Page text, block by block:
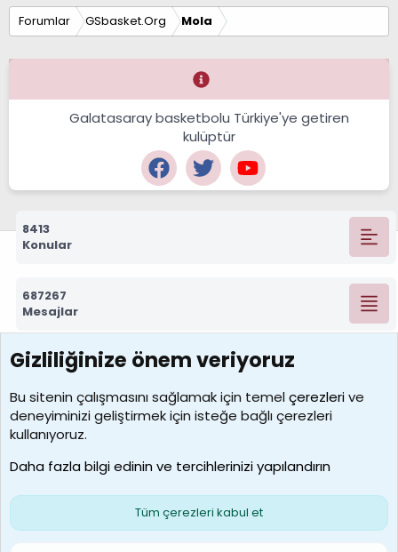
Forumlar GSbasket.Org Mola
Galatasaray basketbolu Türkiye'ye getiren
kulüptür
8413
Konular
687267
Mesajlar
7388
Kullanıcılar
borabekirogluu
Son üye
Çerezler
S
Gizliliğinize önem veriyoruz
Bu sitenin çalışmasını sağlamak için temelçerezlerive
deneyiminizi geliştirmek için isteğe bağlı çerezleri
kullanıyoruz.
Daha fazla bilgi edinin ve tercihlerinizi yapılandırın
Tüm çerezleri kabul et